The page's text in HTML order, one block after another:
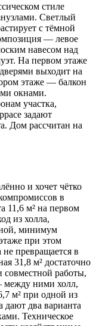
стиле
Светлый
с тёмной
— левое
навесом над
На первом этаже
выходит на
этаже — балкон
окнами.
участка,
задают
Дом рассчитан на
и хочет чётко
в
11,6 м² на первом
из холла,
минимум
при этом
превращается в
31,8 м² достаточно
совместной работы,
между ними холл,
м² при одной из
дают два варианта
Техническое